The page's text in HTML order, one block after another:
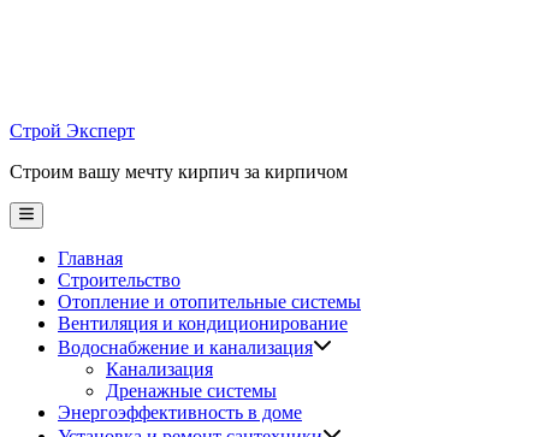
Строй Эксперт
Строим вашу мечту кирпич за кирпичом
Main
Menu
Главная
Строительство
Отопление и отопительные системы
Вентиляция и кондиционирование
Водоснабжение и канализация
Канализация
Дренажные системы
Энергоэффективность в доме